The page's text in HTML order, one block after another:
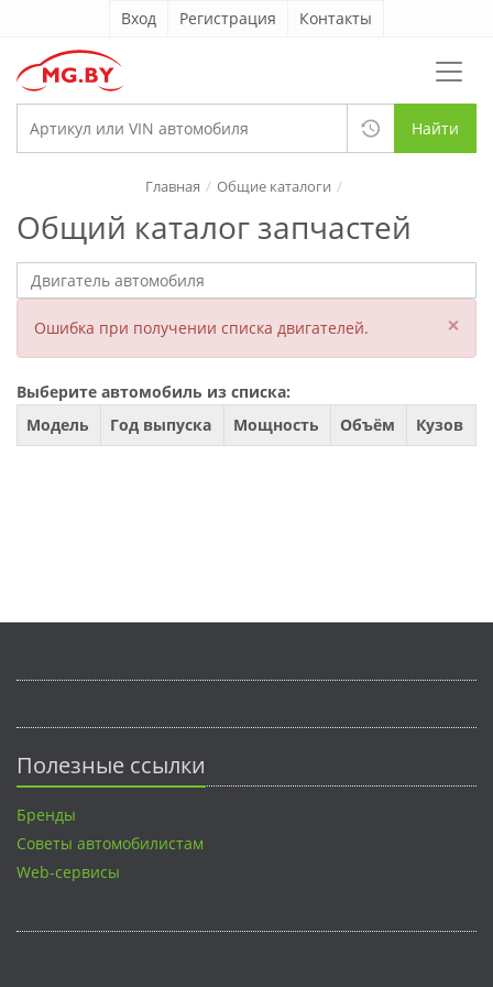
Вход Регистрация Контакты
Найти
Общий каталог запчастей
Главная Общие каталоги
Ошибка при получении списка двигателей. ×
Выберите автомобиль из списка:
Модель
Год выпуска Мощность Объём Кузов
Полезные ссылки
Бренды
Советы автомобилистам
Web-сервисы